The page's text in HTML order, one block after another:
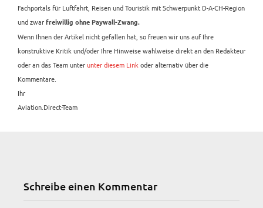
Fachportals für Luftfahrt, Reisen und Touristik mit Schwerpunkt D-A-CH-Region
und zwar freiwillig ohne Paywall-Zwang.
Wenn Ihnen der Artikel nicht gefallen hat, so freuen wir uns auf Ihre
konstruktive Kritik und/oder Ihre Hinweise wahlweise direkt an den Redakteur
oder an das Team unterunter diesem Link oder alternativ über die
Kommentare.
Ihr
Aviation.Direct-Team
Schreibe einen Kommentar